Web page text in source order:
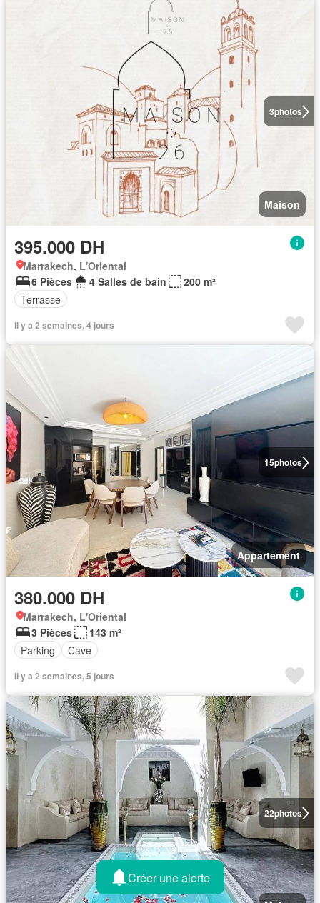
3photos
Maison
395.000 DH
Marrakech, L'Oriental
6 Pièces
4 Salles de bain
200 m²
Terrasse
Il y a 2 semaines, 4 jours
15photos
Appartement
380.000 DH
Marrakech, L'Oriental
3 Pièces
143 m²
Parking
Cave
Il y a 2 semaines, 5 jours
22photos
Créer une alerte